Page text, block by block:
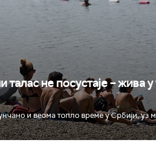
талас не посустаје – жива
и веома топло време у Србији, уз